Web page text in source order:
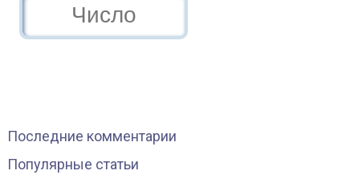
Последние комментарии
Популярные статьи